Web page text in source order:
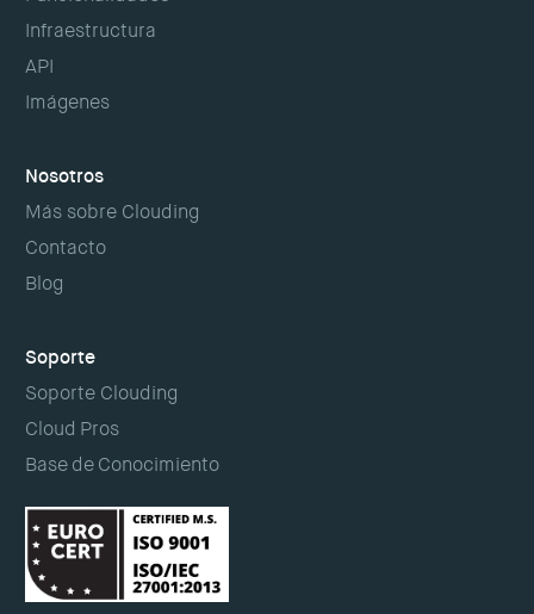
Infraestructura
API
Imágenes
Nosotros
Más sobre Clouding
Contacto
Blog
Soporte
Soporte Clouding
Cloud Pros
Base de Conocimiento